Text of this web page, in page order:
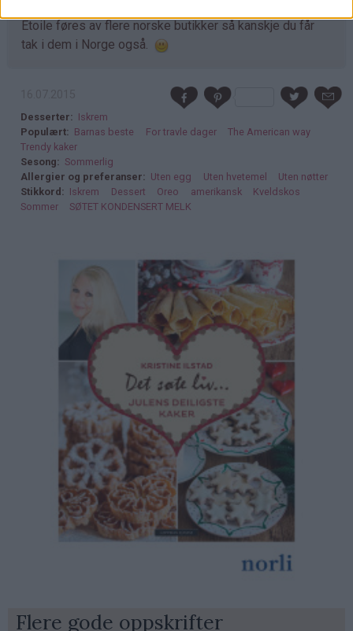
Etoile føres av flere norske butikker så kanskje du får
tak i dem i Norge også.
Desserter
Iskrem
Populært
Barnas beste For travle dager
The American way
Trendy kaker
Sesong
Sommerlig
Allergier og preferanser
Uten egg Uten hvetemel
Uten nøtter
Stikkord
Iskrem Dessert Oreo amerikansk
Kveldskos
Sommer
SØTET KONDENSERT MELK